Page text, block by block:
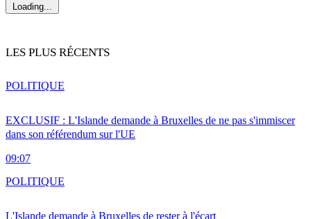
Loading...
LES PLUS RÉCENTS
EXCLUSIF : L'Islande demande à Bruxelles de ne pas s'immiscer
dans son référendum sur l'UE
09:07
POLITIQUE
L'Islande demande à Bruxelles de rester à l'écart
POLITIQUE